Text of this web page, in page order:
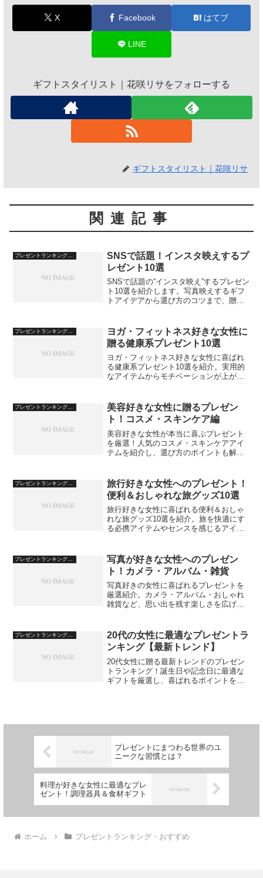
X Facebook はてブ
LINE
ギフトスタイリスト｜花咲リサをフォローする
ギフトスタイリスト｜花咲リサ
関連記事
SNSで話題！インスタ映えするプ
レゼント10選
SNSで話題の“インスタ映え”するプレゼン
ト10選を紹介します。写真映えするギフ
トアイデアから選び方のコツまで、贈る
ヨガ・フィットネス好きな女性に
贈る健康系プレゼント10選
ヨガ・フィットネス好きな女性に喜ばれ
る健康系プレゼント10選を紹介。実用的
なアイテムからモチベーションが上がる
プレゼントランキング・おすすめ
美容好きな女性に贈るプレゼン
ト！コスメ・スキンケア編
美容好きな女性が本当に喜ぶプレゼント
を厳選！人気のコスメ・スキンケアアイ
テムを紹介し、選び方のポイントも解説
旅行好きな女性へのプレゼント！
便利＆おしゃれな旅グッズ10選
旅行好きな女性に喜ばれる便利＆おしゃ
れな旅グッズ10選を紹介。旅を快適にす
る必携アイテムやセンスを感じるアイデ
写真が好きな女性へのプレゼン
ト！カメラ・アルバム・雑貨
写真好きの女性に喜ばれるプレゼントを
厳選紹介。カメラ・アルバム・おしゃれ
雑貨など、思い出を残す楽しさを広げる
プレゼントランキング・おすすめ
20代の女性に最適なプレゼントラ
ンキング【最新トレンド】
20代女性に贈る最新トレンドのプレゼン
トランキング！誕生日や記念日に最適な
ギフトを厳選し、喜ばれるポイントを解
プレゼントにまつわる世界のユ
ニークな習慣とは？
料理が好きな女性に最適なプレ
ゼント！調理器具＆食材ギフト
ホーム プレゼントランキング・おすすめ